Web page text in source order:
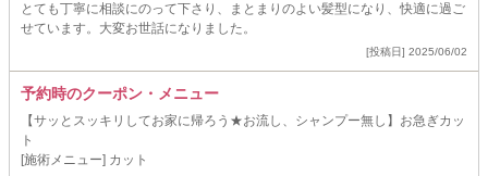
とても丁寧に相談にのって下さり、まとまりのよい髪型になり、快適に過ご
せています。大変お世話になりました。
[投稿日] 2025/06/02
予約時のクーポン・メニュー
【サッとスッキリしてお家に帰ろう★お流し、シャンプー無し】お急ぎカッ
ト
[施術メニュー] カット